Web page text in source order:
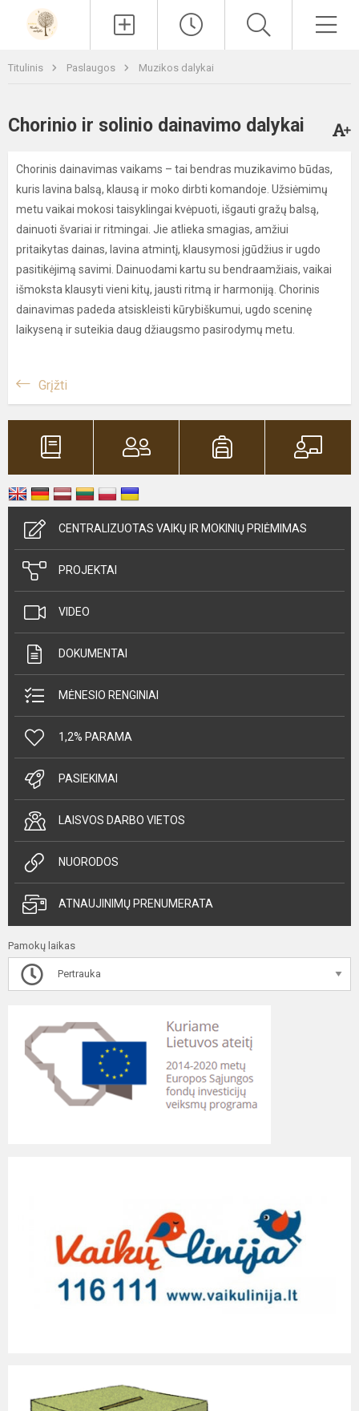
Titulinis Paslaugos Muzikos dalykai
Chorinio ir solinio dainavimo dalykai
Chorinis dainavimas vaikams – tai bendras muzikavimo būdas,
kuris lavina balsą, klausą ir moko dirbti komandoje. Užsiėmimų
metu vaikai mokosi taisyklingai kvėpuoti, išgauti gražų balsą,
dainuoti švariai ir ritmingai. Jie atlieka smagias, amžiui
pritaikytas dainas, lavina atmintį, klausymosi įgūdžius ir ugdo
pasitikėjimą savimi. Dainuodami kartu su bendraamžiais, vaikai
išmoksta klausyti vieni kitų, jausti ritmą ir harmoniją. Chorinis
dainavimas padeda atsiskleisti kūrybiškumui, ugdo sceninę
laikyseną ir suteikia daug džiaugsmo pasirodymų metu.
Grįžti
CENTRALIZUOTAS VAIKŲ IR MOKINIŲ PRIĖMIMAS
PROJEKTAI
VIDEO
DOKUMENTAI
MĖNESIO RENGINIAI
1,2% PARAMA
PASIEKIMAI
LAISVOS DARBO VIETOS
NUORODOS
ATNAUJINIMŲ PRENUMERATA
Pamokų laikas
Pertrauka